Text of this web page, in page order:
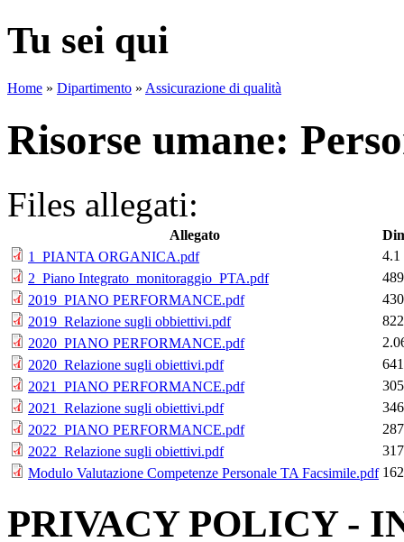
Tu sei qui
Home » Dipartimento » Assicurazione di qualità
Risorse umane:
Files allegati:
Allegato
1_PIANTA ORGANICA.pdf
2_Piano Integrato_monitoraggio_PTA.pdf
2019_PIANO PERFORMANCE.pdf
2019_Relazione sugli obbiettivi.pdf
2020_PIANO PERFORMANCE.pdf
2020_Relazione sugli obiettivi.pdf
2021_PIANO PERFORMANCE.pdf
2021_Relazione sugli obiettivi.pdf
2022_PIANO PERFORMANCE.pdf
2022_Relazione sugli obiettivi.pdf
Modulo Valutazione Competenze Personale TA Facsimile.pdf
PRIVACY POLICY -